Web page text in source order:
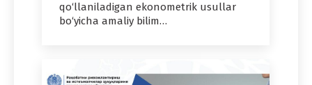
qo‘llaniladigan ekonometrik usullar
bo‘yicha amaliy bilim…